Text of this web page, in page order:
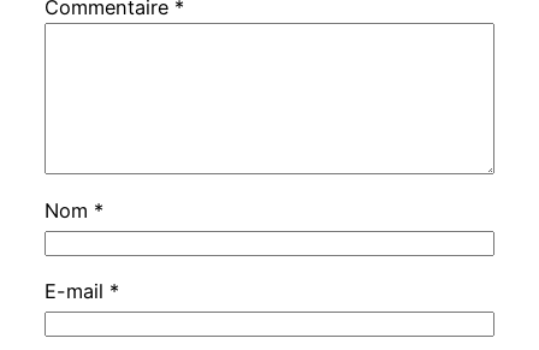
Commentaire *
Nom *
E-mail *